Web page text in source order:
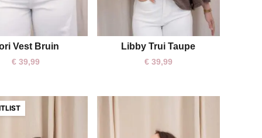
One size
Vest Bruin
€ 39,99
One size
Libby Trui Taupe
€39,99